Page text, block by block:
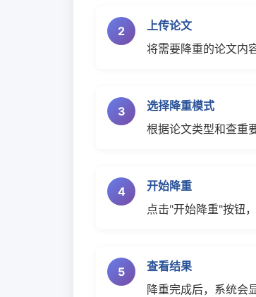
2
上传论文
将需要降重的论文内
3
选择降重模式
根据论文类型和查重
4
开始降重
点击"开始降重"按钮
5
查看结果
降重完成后，系统会